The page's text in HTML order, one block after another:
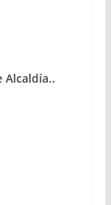
Alcaldía..